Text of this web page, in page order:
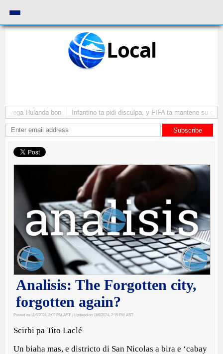
Local
yega Hulanda bon Infantino ta pidi disculpa, y FIFA ta mantene su
Subscribe
Analisis: The Forgotten city,
forgotten again?
Posted on 11/6/2024, 2:09 PM AST | Updated on 11/6/2024, 2:15 PM AST
Scirbi pa Tito Laclé
Un biaha mas, e districto di San Nicolas a bira e ‘cabay